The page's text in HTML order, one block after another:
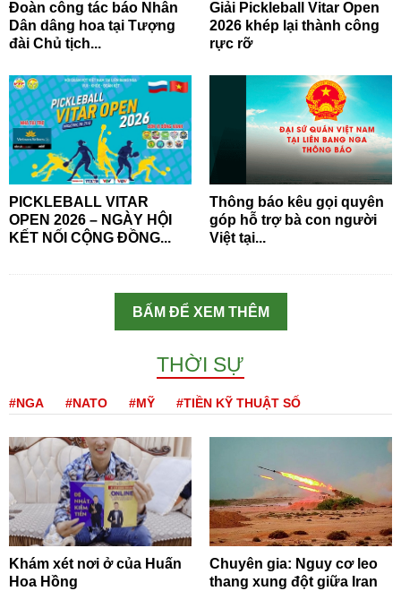
Đoàn công tác báo Nhân
Dân dâng hoa tại Tượng
đài Chủ tịch...
Giải Pickleball Vitar Open
2026 khép lại thành công
rực rỡ
PICKLEBALL VITAR
OPEN 2026 – NGÀY HỘI
KẾT NỐI CỘNG ĐỒNG...
Thông báo kêu gọi quyên
góp hỗ trợ bà con người
Việt tại...
BẤM ĐỂ XEM THÊM
THỜI SỰ
#NGA #NATO #MỸ #TIỀN KỸ THUẬT SỐ
Khám xét nơi ở của Huấn
Hoa Hồng
Chuyên gia: Nguy cơ leo
thang xung đột giữa Iran